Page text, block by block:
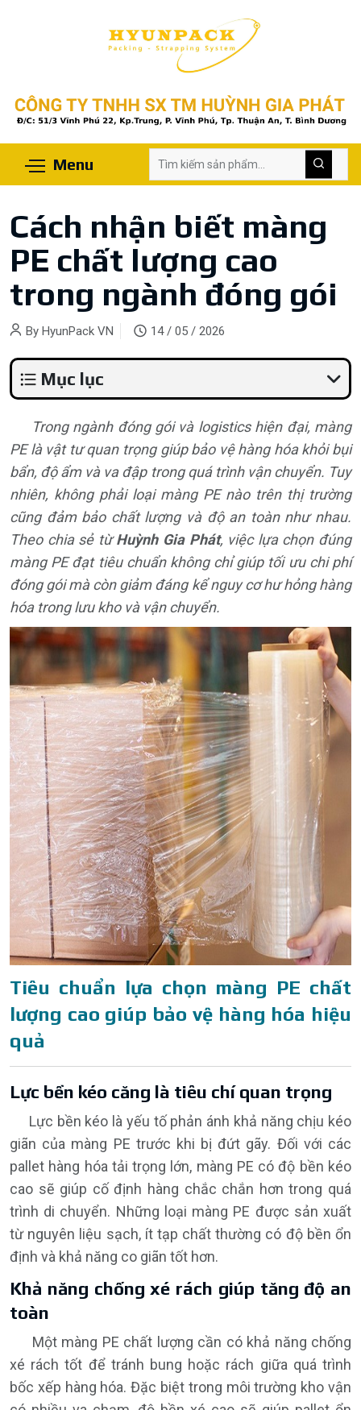
Menu
Cách nhận biết màng
PE chất lượng cao
trong ngành đóng gói
By HyunPack VN 14 / 05 / 2026
Mục lục
Trong ngành đóng gói và logistics hiện đại, màng
PE là vật tư quan trọng giúp bảo vệ hàng hóa khỏi bụi
bẩn, độ ẩm và va đập trong quá trình vận chuyển. Tuy
nhiên, không phải loại màng PE nào trên thị trường
cũng đảm bảo chất lượng và độ an toàn như nhau.
Theo chia sẻ từHuỳnh Gia Phát, việc lựa chọn đúng
màng PE đạt tiêu chuẩn không chỉ giúp tối ưu chi phí
đóng gói mà còn giảm đáng kể nguy cơ hư hỏng hàng
hóa trong lưu kho và vận chuyển.
Tiêu chuẩn lựa chọn màng PE chất
lượng cao giúp bảo vệ hàng hóa hiệu
quả
Lực bền kéo căng là tiêu chí quan trọng
Lực bền kéo là yếu tố phản ánh khả năng chịu kéo
giãn của màng PE trước khi bị đứt gãy. Đối với các
pallet hàng hóa tải trọng lớn, màng PE có độ bền kéo
cao sẽ giúp cố định hàng chắc chắn hơn trong quá
trình di chuyển. Những loại màng PE được sản xuất
từ nguyên liệu sạch, ít tạp chất thường có độ bền ổn
định và khả năng co giãn tốt hơn.
Khả năng chống xé rách giúp tăng độ an
toàn
Một màng PE chất lượng cần có khả năng chống
xé rách tốt để tránh bung hoặc rách giữa quá trình
bốc xếp hàng hóa. Đặc biệt trong môi trường kho vận